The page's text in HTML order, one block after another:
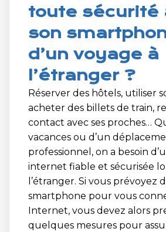
toute sécurité
son
d’un voyage à
l’étranger ?
Réserver des hôtels, utiliser
acheter des billets de train,
contact avec ses proches…
vacances ou d’un
professionnel, on a besoin
internet fiable et sécurisée
l’étranger. Si vous prévoyez
smartphone pour vous
Internet, vous devez alors
quelques mesures pour